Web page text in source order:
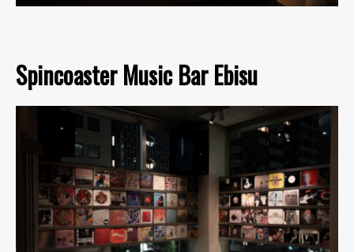
Spincoaster Music Bar Ebisu